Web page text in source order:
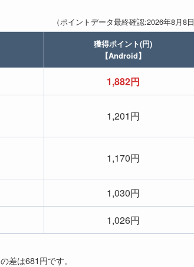
（ポイントデータ最終確認:2026年8月8日
獲得ポイント(円)
【Android】
1,882円
1,201円
1,170円
1,030円
1,026円
差は681円です。